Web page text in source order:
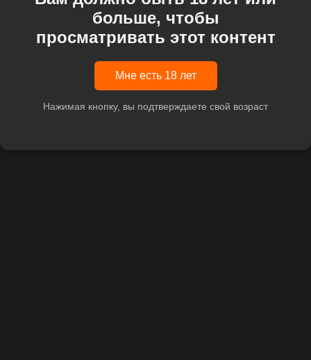
больше, чтобы
просматривать этот контент
Мне есть 18 лет
Нажимая кнопку, вы подтверждаете свой возраст